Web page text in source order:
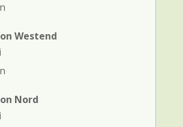
Westend
Nord